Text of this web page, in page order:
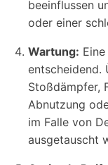
beeinflussen
oder einer
Wartung:
entscheidend.
Stoßdämpfer,
Abnutzung
im Falle von
ausgetauscht